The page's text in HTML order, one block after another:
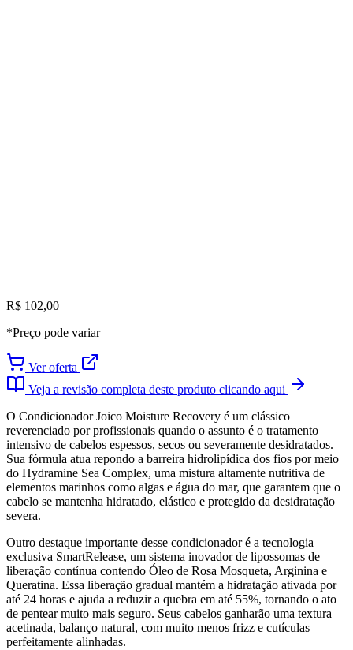
R$ 102,00
*Preço pode variar
Ver oferta
Veja a revisão completa deste produto clicando aqui
O Condicionador Joico Moisture Recovery é um clássico
reverenciado por profissionais quando o assunto é o tratamento
intensivo de cabelos espessos, secos ou severamente desidratados.
Sua fórmula atua repondo a barreira hidrolipídica dos fios por meio
do Hydramine Sea Complex, uma mistura altamente nutritiva de
elementos marinhos como algas e água do mar, que garantem que o
cabelo se mantenha hidratado, elástico e protegido da desidratação
severa.
Outro destaque importante desse condicionador é a tecnologia
exclusiva SmartRelease, um sistema inovador de lipossomas de
liberação contínua contendo Óleo de Rosa Mosqueta, Arginina e
Queratina. Essa liberação gradual mantém a hidratação ativada por
até 24 horas e ajuda a reduzir a quebra em até 55%, tornando o ato
de pentear muito mais seguro. Seus cabelos ganharão uma textura
acetinada, balanço natural, com muito menos frizz e cutículas
perfeitamente alinhadas.